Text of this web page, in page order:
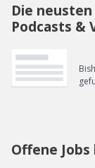
Die
Podcasts &
Offene Jobs